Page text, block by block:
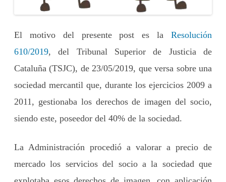
El motivo del presente post es la Resolución
610/2019, del Tribunal Superior de Justicia de
Cataluña (TSJC), de 23/05/2019, que versa sobre una
sociedad mercantil que, durante los ejercicios 2009 a
2011, gestionaba los derechos de imagen del socio,
siendo este, poseedor del 40% de la sociedad.
La Administración procedió a valorar a precio de
mercado los servicios del socio a la sociedad que